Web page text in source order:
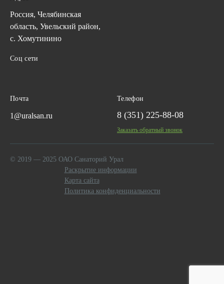
Россия, Челябинская
область, Увельский район,
с. Хомутинино
Соц сети
Почта
1@uralsan.ru
Телефон
8 (351) 225-88-08
Заказать обратный звонок
© 2019 — 2025 ОАО Санаторий Урал
Раскрытие информации
Карта сайта
Политика конфиденциальности